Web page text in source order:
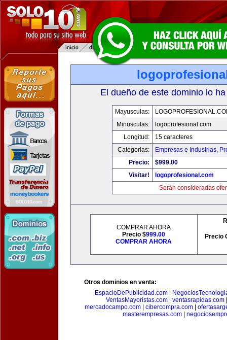
El dueño de este dominio lo
Mayusculas:
Minusculas:
logoprofesional.com
Longitud:
15 caracteres
Categorias:
Empresas e Industrias,
Precio:
$999.00
Visitar!
logoprofesional.com
Serán consideradas
COMPRAR AHORA
Precio $999.00
COMPRAR AHORA
Precio
Otros dominios en venta:
EspacioDePublicidad.com|
VentasMayoristas.com
ventasrapidas.com
mercadocampo.com
cibercompra.com
masterempresas.com|